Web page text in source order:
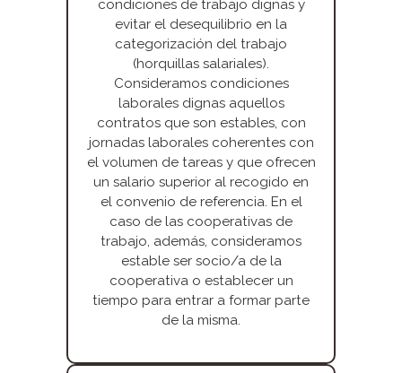
condiciones de trabajo dignas y
evitar el desequilibrio en la
categorización del trabajo
(horquillas salariales).
Consideramos condiciones
laborales dignas aquellos
contratos que son estables, con
jornadas laborales coherentes con
el volumen de tareas y que ofrecen
un salario superior al recogido en
el convenio de referencia. En el
caso de las cooperativas de
trabajo, además, consideramos
estable ser socio/a de la
cooperativa o establecer un
tiempo para entrar a formar parte
de la misma.